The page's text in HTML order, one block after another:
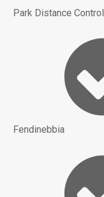
Park Distance Control
Fendinebbia